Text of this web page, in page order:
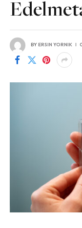
BYERSIN YORNIK